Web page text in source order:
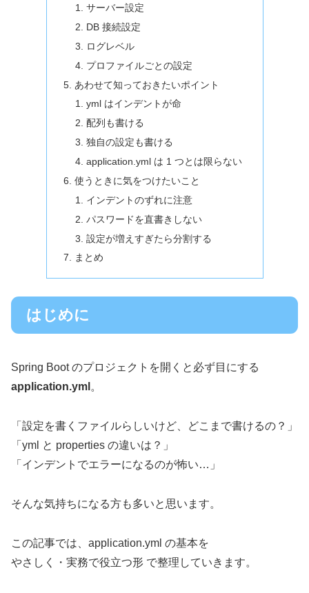
サーバー設定
DB 接続設定
ログレベル
プロファイルごとの設定
あわせて知っておきたいポイント
yml はインデントが命
配列も書ける
独自の設定も書ける
application.yml は 1 つとは限らない
使うときに気をつけたいこと
インデントのずれに注意
パスワードを直書きしない
設定が増えすぎたら分割する
まとめ
はじめに
Spring Boot のプロジェクトを開くと必ず目にする
application.yml 。
「設定を書くファイルらしいけど、どこまで書けるの？」
「yml と properties の違いは？」
「インデントでエラーになるのが怖い…」
そんな気持ちになる方も多いと思います。
この記事では、application.yml の基本を
やさしく・実務で役立つ形 で整理していきます。